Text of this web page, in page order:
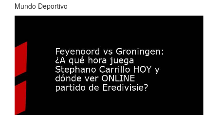
Mundo Deportivo